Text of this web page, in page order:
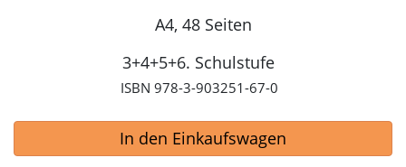
die es gilt, mithilfe ihrer eigenen Vorstellungskraft und
sich grundlegend vom klassischen Unterricht. Das Ziel dieser
Herausforderungen ist es, die Kinder Phänomene selbst
bedeutet für uns Erwachsene umgekehrt, dass wir als
Lehrer:innen loslassen müssen und die Kinder einfach TUN
lassen. Anstelle von Vorträgen und etwas vorzuzeigen,
A4, 48 Seiten
3+4+5+6. Schulstufe
ISBN 978-3-903251-67-0
In den Einkaufswagen